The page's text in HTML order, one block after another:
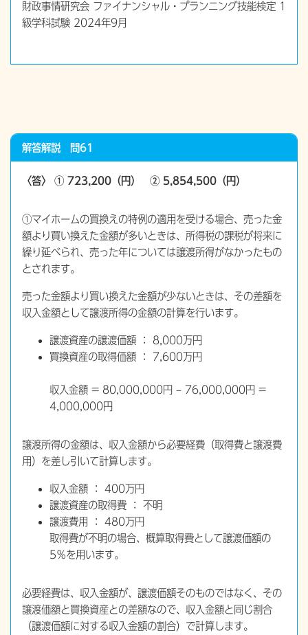
財政事情研究会 ファイナンシャル・プランニング技能検定 1
級学科試験 2024年9月
解答解説 問61
〈答〉 ① 723,200（円） ② 5,854,500（円）
①マイホームの買換えの特例の適用を受ける場合、売った金
額より買い換えた金額が多いときは、所得税の課税が将来に
繰り延べられ、売った年については譲渡所得がなかったもの
とされます。
売った金額より買い換えた金額が少ないときは、その差額を
収入金額として譲渡所得の金額の計算を行います。
譲渡資産の譲渡価額 ： 8,000万円
買換資産の取得価額 ： 7,600万円
収入金額 = 80,000,000円 – 76,000,000円 =
4,000,000円
譲渡所得の金額は、収入金額から必要経費（取得費と譲渡費
用）を差し引いて計算します。
収入金額 ： 400万円
譲渡資産の取得費 ： 不明
譲渡費用 ： 480万円
取得費が不明の場合、概算取得費として譲渡価額の
5％を用います。
必要経費は、収入金額が、譲渡価額そのものではなく、その
譲渡価額と買換資産との差額なので、収入金額と同じ割合
（譲渡価額に対する収入金額の割合）で計算します。